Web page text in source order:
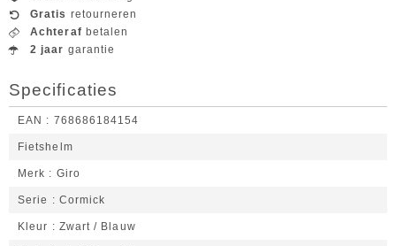
Gratis retourneren
Achteraf betalen
2 jaar garantie
Specificaties
EAN 768686184154
Fietshelm
Merk Giro
Serie Cormick
Kleur Zwart / Blauw